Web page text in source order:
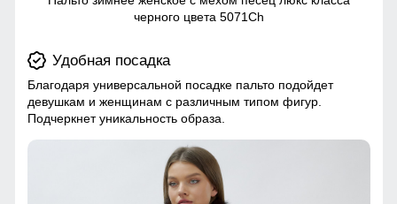
черного цвета 5071Ch
Удобная посадка
Благодаря универсальной посадке пальто подойдет
девушкам и женщинам с различным типом фигур.
Подчеркнет уникальность образа.